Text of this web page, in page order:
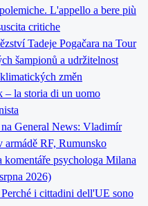
L'appello a bere più
critiche
Tadeje Pogačara na Tour
šampionů a udržitelnost
změn
– la storia di un uomo
General News: Vladimír
armádě RF, Rumunsko
psychologa Milana
2026)
i cittadini dell'UE sono